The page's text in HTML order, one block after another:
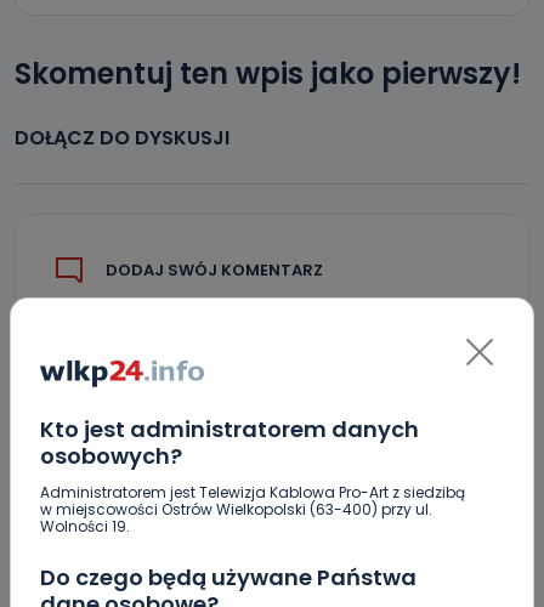
Kto jest administratorem danych
osobowych?
Administratorem jest Telewizja Kablowa Pro-Art z siedzibą
w miejscowości Ostrów Wielkopolski (63-400) przy ul.
Wolności 19.
Do czego będą używane Państwa
Skomentuj ten wpis jako pierwszy!
DOŁĄCZ DO DYSKUSJI
DODAJ SWÓJ KOMENTARZ
Podpis